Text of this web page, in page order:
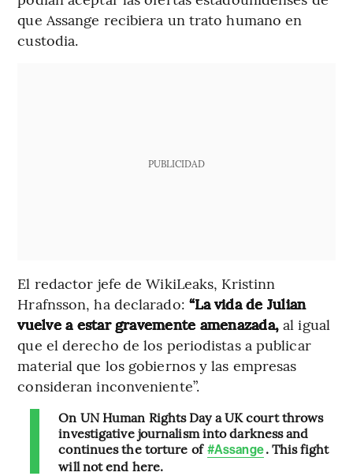
que Assange recibiera un trato humano en
custodia.
PUBLICIDAD
El redactor jefe de WikiLeaks, Kristinn
Hrafnsson, ha declarado: “La vida de Julian
vuelve a estar gravemente amenazada, al igual
que el derecho de los periodistas a publicar
material que los gobiernos y las empresas
consideran inconveniente”.
On UN Human Rights Day a UK court throws
investigative journalism into darkness and
continues the torture of #Assange. This fight
will not end here.